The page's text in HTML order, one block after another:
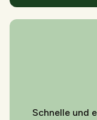
Schnelle und